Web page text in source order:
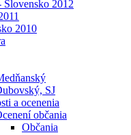
Slovensko 2012
2010
SJ
a ocenenia
občania
Občania